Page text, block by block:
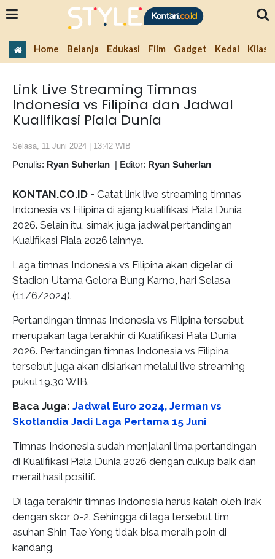
Home Belanja Edukasi Film Gadget Kedai Kilas
Link Live Streaming Timnas
Indonesia vs Filipina dan Jadwal
Kualifikasi Piala Dunia
Selasa, 11 Juni 2024 | 13:42 WIB
Penulis: Ryan Suherlan | Editor: Ryan Suherlan
KONTAN.CO.ID - Catat link live streaming timnas
Indonesia vs Filipina di ajang kualifikasi Piala Dunia
2026. Selain itu, simak juga jadwal pertandingan
Kualifikasi Piala 2026 lainnya.
Laga timnas Indonesia vs Filipina akan digelar di
Stadion Utama Gelora Bung Karno, hari Selasa
(11/6/2024).
Pertandingan timnas Indonesia vs Filipina tersebut
merupakan laga terakhir di Kualifikasi Piala Dunia
2026. Pertandingan timnas Indonesia vs Filipina
tersebut juga akan disiarkan melalui live streaming
pukul 19.30 WIB.
Baca Juga: Jadwal Euro 2024, Jerman vs
Skotlandia Jadi Laga Pertama 15 Juni
Timnas Indonesia sudah menjalani lima pertandingan
di Kualifikasi Piala Dunia 2026 dengan cukup baik dan
merail hasil positif.
Di laga terakhir timnas Indonesia harus kalah oleh Irak
dengan skor 0-2. Sehingga di laga tersebut tim
asuhan Shin Tae Yong tidak bisa meraih poin di
kandang.